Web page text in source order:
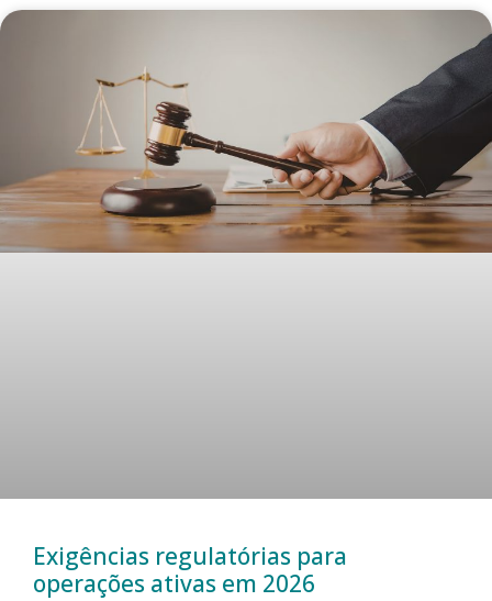
Exigências regulatórias para
operações ativas em 2026